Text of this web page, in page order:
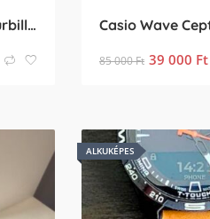
Poljot International Tourbillon Skeleton GMT Limited Edition
85 000Ft 39 000 Ft
ALKUKÉPES